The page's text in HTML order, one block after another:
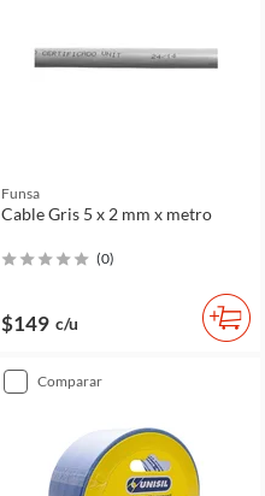
Funsa
Cable Gris 5 x 2 mm x metro
(0)
$149 c/u
comparar